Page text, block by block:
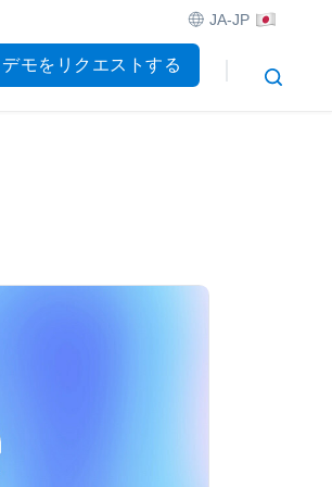
JA-JP
デモをリクエストする